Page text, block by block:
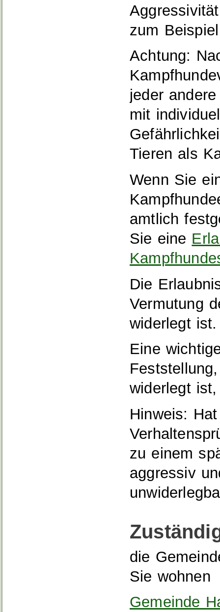
zum
Achtung:
jeder
mit
Tieren als
Wenn Sie
amtlich
Sie eine
Die
Vermutung
widerlegt ist.
Eine
widerlegt
Hinweis:
zu einem
aggressiv
die
Sie wohnen
Gemeinde